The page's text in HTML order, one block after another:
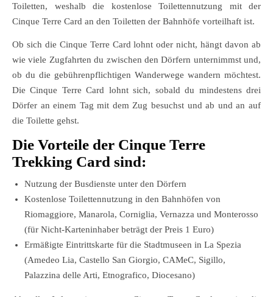
Toiletten, weshalb die kostenlose Toilettennutzung mit der
Cinque Terre Card an den Toiletten der Bahnhöfe vorteilhaft ist.
Ob sich die Cinque Terre Card lohnt oder nicht, hängt davon ab
wie viele Zugfahrten du zwischen den Dörfern unternimmst und,
ob du die gebührenpflichtigen Wanderwege wandern möchtest.
Die Cinque Terre Card lohnt sich, sobald du mindestens drei
Dörfer an einem Tag mit dem Zug besuchst und ab und an auf
die Toilette gehst.
Die Vorteile der Cinque Terre
Trekking Card sind:
Nutzung der Busdienste unter den Dörfern
Kostenlose Toilettennutzung in den Bahnhöfen von
Riomaggiore, Manarola, Corniglia, Vernazza und Monterosso
(für Nicht-Karteninhaber beträgt der Preis 1 Euro)
Ermäßigte Eintrittskarte für die Stadtmuseen in La Spezia
(Amedeo Lia, Castello San Giorgio, CAMeC, Sigillo,
Palazzina delle Arti, Etnografico, Diocesano)